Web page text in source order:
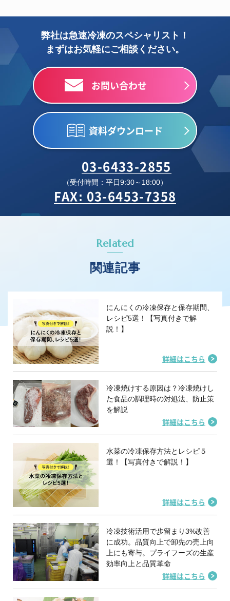
弊社は急速冷凍のスペシャリスト！
まずはお気軽にご相談ください。
お問い合わせ
資料ダウンロード
03-6433-2855
（受付時間：平日9:30～18:00）
FAX: 03-6453-7358
Related
関連記事
にんにくの冷凍保存と保存期間、
レシピ5選！【写真付きで解
説！】
詳細はこちら
冷凍焼けする原因は？冷凍焼けし
た食品の調理時の対処法、防止策
を解説
詳細はこちら
水菜の冷凍保存方法とレシピ５
選！【写真付きで解説！】
詳細はこちら
冷凍技術活用で歩留まり3%改善
に成功。品質向上で卸先の売上向
上にも寄与。プライフーズの生産
効率向上と品質革命
詳細はこちら